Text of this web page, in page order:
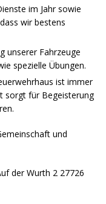
im Jahr sowie
wir bestens
unserer Fahrzeuge
spezielle Übungen.
ist immer
sorgt für Begeisterung
und
der Wurth 2 27726